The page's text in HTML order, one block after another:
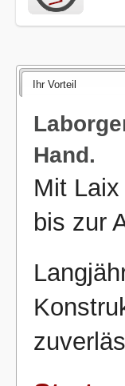
Ihr Vorteil
Hand.
Mit
bis zur